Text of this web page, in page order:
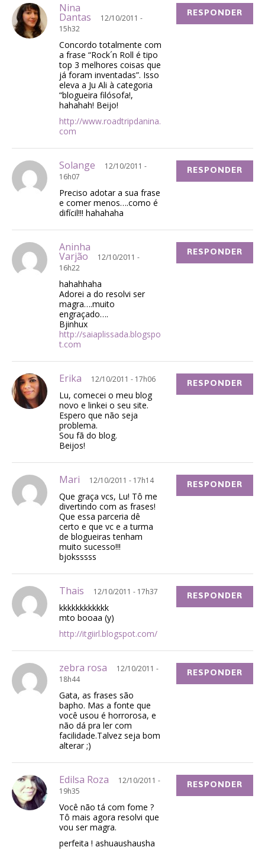
Nina
Dantas
12/10/2011 -
15h32
Concordo totalmente com
a frase “Rock´n Roll é tipo
top 3 melhores coisas que
já foram inventadas”. Isso
eleva a Ju Ali à categoria
“blogueira filósofa!,
hahahah! Beijo!
http://www.roadtripdanina.
com
RESPONDER
Solange
12/10/2011 -
16h07
Preciso adotar a sua frase
e comer menos….como é
difícil!!! hahahaha
RESPONDER
Aninha
Varjão
12/10/2011 -
16h22
hahahhaha
Adorei a do resolvi ser
magra….muito
engraçado….
Bjinhux
http://saiaplissada.blogspo
t.com
RESPONDER
Erika 12/10/2011 - 17h06
Lu, comecei o meu blog
novo e linkei o seu site.
Espero que não seja
problema.
Sou fã do blog.
Beijos!
RESPONDER
Mari 12/10/2011 - 17h14
Que graça vcs, Lu! Tô me
divertindo com as frases!
Que essa parceria dê
certo e que vc e a turma
de blogueiras tenham
muito sucesso!!!
bjoksssss
RESPONDER
Thais 12/10/2011 - 17h37
kkkkkkkkkkkk
mto booaa (y)
http://itgiirl.blogspot.com/
RESPONDER
zebra rosa
12/10/2011 -
18h44
Gata, as frases são
bapho. Mas a fonte que
você usou é horrorosa, e
não dá pra ler com
facilidade.Talvez seja bom
alterar ;)
RESPONDER
Edilsa Roza
12/10/2011 -
19h35
Você não tá com fome ?
Tô mais agora resolvi que
vou ser magra.
perfeita ! ashuaushausha
RESPONDER